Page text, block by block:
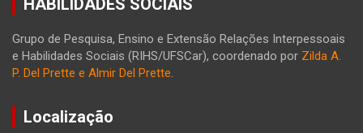
HABILIDADES SOCIAIS
Grupo de Pesquisa, Ensino e Extensão Relações Interpessoais
e Habilidades Sociais (RIHS/UFSCar), coordenado por Zilda A.
P. Del Prette e Almir Del Prette.
Localização